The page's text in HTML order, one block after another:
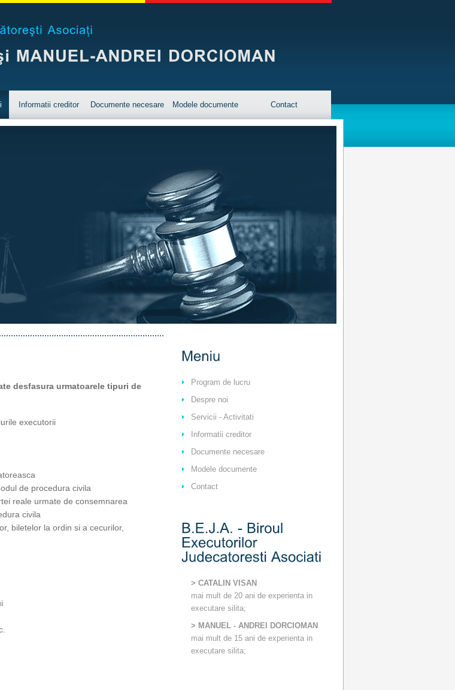
Informatii creditor Documente necesare Modele documente Contact
desfasura urmatoarele tipuri de
executorii
de procedura civila
reale urmate de consemnarea
civila
biletelor la ordin si a cecurilor,
Program de lucru
Despre noi
Servicii - Activitati
Informatii creditor
Documente necesare
Modele documente
Contact
> CATALIN VISAN
mai mult de 20 ani de experienta in
executare silita;
> MANUEL - ANDREI DORCIOMAN
mai mult de 15 ani de experienta in
executare silita;